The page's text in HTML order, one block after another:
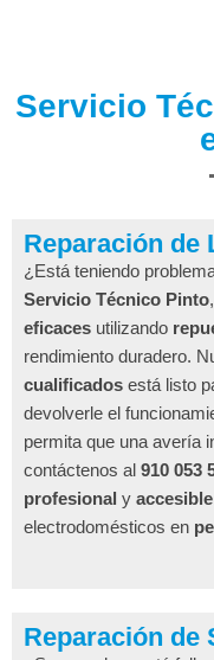
Servicio
Reparación de
¿Está teniendo
Servicio Técnico Pinto
eficaces utilizando
rendimiento duradero.
cualificados está listo
devolverle el
permita que una avería
contáctenos al 910 053
profesional y accesible
electrodomésticos en
Reparación de